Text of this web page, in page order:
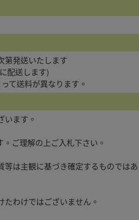
第発送いたします
配送します)
て送料が異なります。
います。
ご理解の上ご入札下さい。
は主観に基づき確定するものでは
わけではございません。